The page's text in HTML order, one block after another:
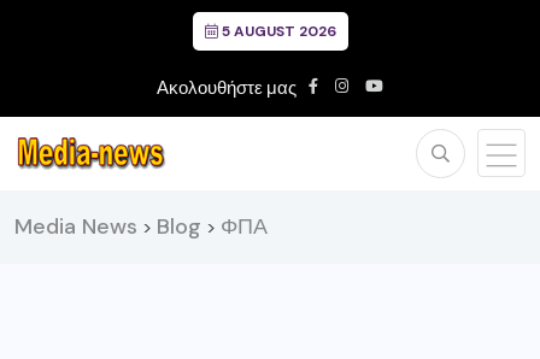
5 AUGUST 2026
Ακολουθήστε μας
Media News > Blog > ΦΠΑ